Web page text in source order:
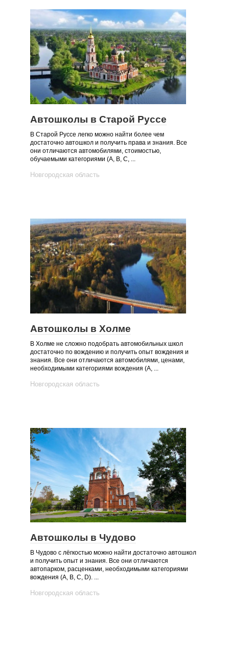
Автошколы в Старой Руссе
В Старой Руссе легко можно найти более чем
достаточно автошкол и получить права и знания. Все
они отличаются автомобилями, стоимостью,
обучаемыми категориями (А, B, C, ...
Новгородская область
Автошколы в Холме
В Холме не сложно подобрать автомобильных школ
достаточно по вождению и получить опыт вождения и
знания. Все они отличаются автомобилями, ценами,
необходимыми категориями вождения (А, ...
Новгородская область
Автошколы в Чудово
В Чудово с лёгкостью можно найти достаточно автошкол
и получить опыт и знания. Все они отличаются
автопарком, расценками, необходимыми категориями
вождения (А, B, C, D). ...
Новгородская область